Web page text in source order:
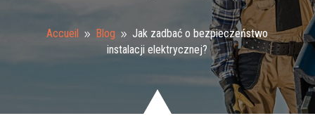
Accueil 9 Blog 9 Jak zadbać o bezpieczeństwo
instalacji elektrycznej?